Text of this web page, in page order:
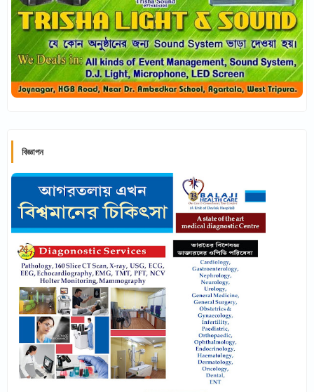
বিজ্ঞাপন